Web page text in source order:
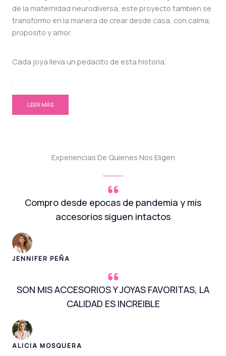
de la maternidad neurodiversa, este proyecto tambien se
transformo en la manera de crear desde casa, con calma,
proposito y amor.
Cada joya lleva un pedacito de esta historia.
.
LEER MÁS
Experiencias De Quienes Nos Eligen
Compro desde epocas de pandemia y mis
accesorios siguen intactos
JENNIFER PEÑA
SON MIS ACCESORIOS Y JOYAS FAVORITAS, LA
CALIDAD ES INCREIBLE
ALICIA MOSQUERA